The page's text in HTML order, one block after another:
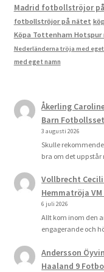
Madrid fotbollströjor
fotbollströjor på nätet
Köpa Tottenham Hotspur
Nederländerna tröja med eget
med eget namn
Åkerling
Barn
3 augusti 2026
Skulle
bra om det uppstår
Vollbrecht
Hemmatröja
6 juli 2026
Allt kom inom den
engagerande och
Andersson
Haaland 9